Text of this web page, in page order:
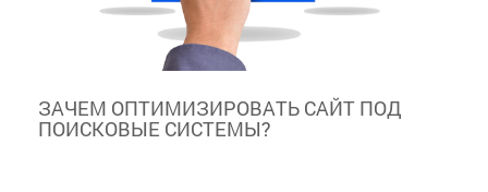
ЗАЧЕМ ОПТИМИЗИРОВАТЬ САЙТ ПОД
ПОИСКОВЫЕ СИСТЕМЫ?